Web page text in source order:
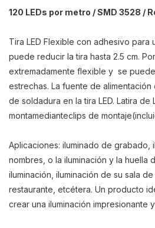
120 LEDs por metro / SMD 3528 /
Tira LED Flexible con adhesivo para
puede reducir la tira hasta 2.5 cm.
extremadamente flexible y se
estrechas. La fuente de
de soldadura en la tira LED. Latira de
montamedianteclips de montaje
Aplicaciones: iluminado de grabado,
nombres, o la iluminación y la huella
iluminación, iluminación de su sala
restaurante, etcétera. Un producto
crear una iluminación impresionante